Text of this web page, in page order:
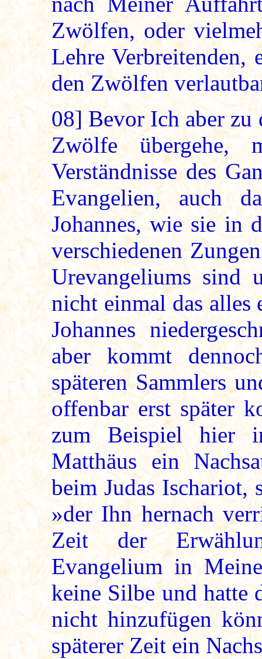
Zwölfen, oder
Lehre Verbreitenden,
den Zwölfen
08]Bevor Ich aber zu
Zwölfe übergehe,
Verständnisse des
Evangelien, auch
Johannes, wie sie in
verschiedenen
Urevangeliums sind
nicht einmal das alles
Johannes
aber kommt
späteren Sammlers
offenbar erst später
zum Beispiel hier
Matthäus ein
beim Judas Ischariot,
»der Ihn hernach
Zeit der
Evangelium in
keine Silbe und hatte
nicht hinzufügen
späterer Zeit ein